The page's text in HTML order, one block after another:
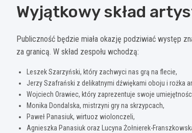
Wyjątkowy skład
Publiczność będzie miała okazję podziwiać występ
za granicą. W skład zespołu wchodzą:
Leszek Szarzyński, który zachwyci nas grą na flecie,
Jerzy Szafrański z delikatnymi dźwiękami oboju i rożka
Wojciech Orawiec, który zaprezentuje swoje
Monika Dondalska, mistrzyni gry na skrzypcach,
Paweł Panasiuk, wirtuoz wiolonczeli,
Agnieszka Panasiuk oraz Lucyna Żołnierek-